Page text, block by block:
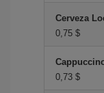
Cerveza
0,75 $
0,73 $